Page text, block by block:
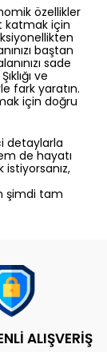
özellikler
katmak için
baştan
sade
ve
fark yaratın.
için doğru
detaylarla
de hayatı
şimdi tam
ALIŞVERİŞ